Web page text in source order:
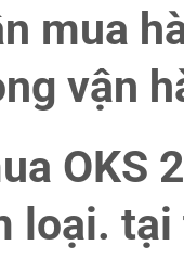
mua
vận
OKS
loại.